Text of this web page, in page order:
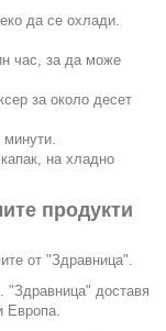
да се охлади.
час, за да може
за около десет
на хладно
продукти
от "Здравница".
"Здравница" доставя
Европа.